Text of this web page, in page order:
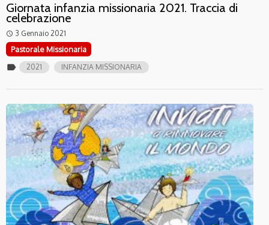
Giornata infanzia missionaria 2021. Traccia di
celebrazione
access_time 3 Gennaio 2021
Pastorale Missionaria
label 2021 INFANZIA MISSIONARIA